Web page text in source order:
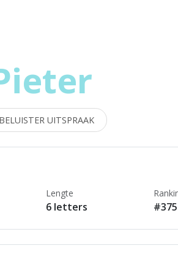
BELUISTER UITSPRAAK
Lengte
6 letters #375